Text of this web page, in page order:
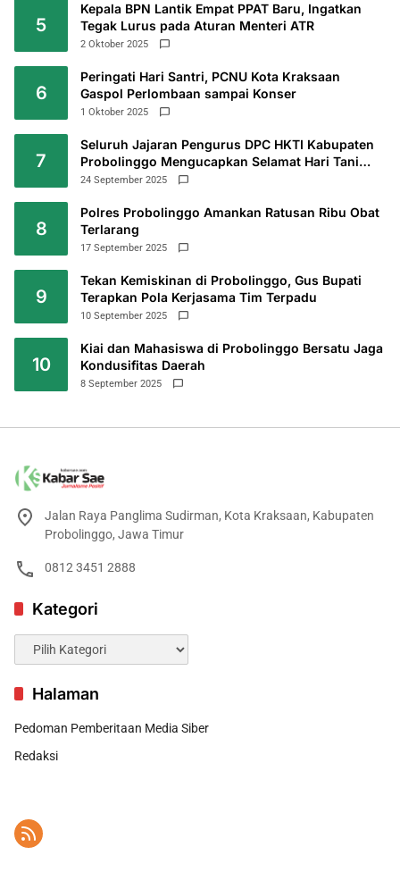
5
Kepala BPN Lantik Empat PPAT Baru, Ingatkan
Tegak Lurus pada Aturan Menteri ATR
2 Oktober 2025
6
Peringati Hari Santri, PCNU Kota Kraksaan
Gaspol Perlombaan sampai Konser
1 Oktober 2025
7
Seluruh Jajaran Pengurus DPC HKTI Kabupaten
Probolinggo Mengucapkan Selamat Hari Tani
2025
24 September 2025
8
Polres Probolinggo Amankan Ratusan Ribu Obat
Terlarang
17 September 2025
9
Tekan Kemiskinan di Probolinggo, Gus Bupati
Terapkan Pola Kerjasama Tim Terpadu
10 September 2025
10
Kiai dan Mahasiswa di Probolinggo Bersatu Jaga
Kondusifitas Daerah
8 September 2025
Jalan Raya Panglima Sudirman, Kota Kraksaan, Kabupaten
Probolinggo, Jawa Timur
0812 3451 2888
Kategori
Kategori
Halaman
Pedoman Pemberitaan Media Siber
Redaksi